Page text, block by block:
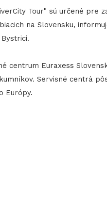
Tour" sú určené pre
na Slovensku,
Euraxess
Servisné centrá
Európy.